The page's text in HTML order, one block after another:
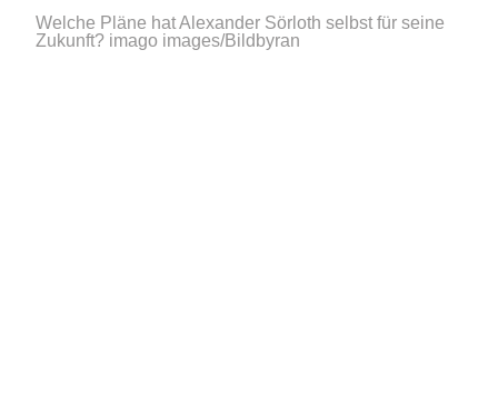
Welche Pläne hat Alexander Sörloth selbst für seine
Zukunft? imago images/Bildbyran